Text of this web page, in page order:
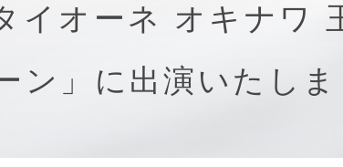
イオーネ オキナワ
ン」に出演いたしま